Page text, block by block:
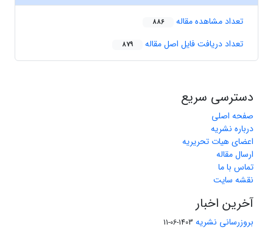
تعداد مشاهده مقاله 886
تعداد دریافت فایل اصل مقاله 879
دسترسی سریع
صفحه اصلی
درباره نشریه
اعضای هیات تحریریه
ارسال مقاله
تماس با ما
نقشه سایت
آخرین اخبار
بروزرسانی نشریه 1403-06-11